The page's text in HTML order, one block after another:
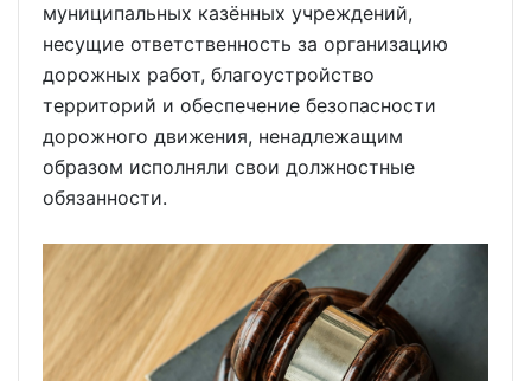
муниципальных казённых учреждений,
несущие ответственность за организацию
дорожных работ, благоустройство
территорий и обеспечение безопасности
дорожного движения, ненадлежащим
образом исполняли свои должностные
обязанности.